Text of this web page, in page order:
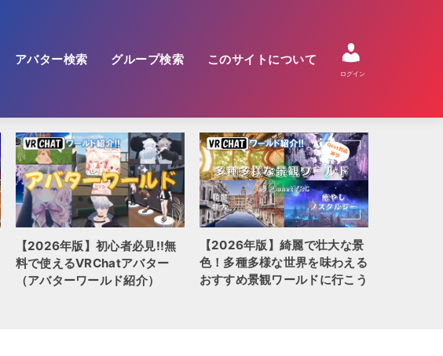
アバター検索 グループ検索 このサイトについて
ログイン
【2026年版】初心者必見!!無
料で使えるVRChatアバター
（アバターワールド紹介）
【2026年版】綺麗で壮大な景
色！多種多様な世界を味わえる
おすすめ景観ワールドに行こう